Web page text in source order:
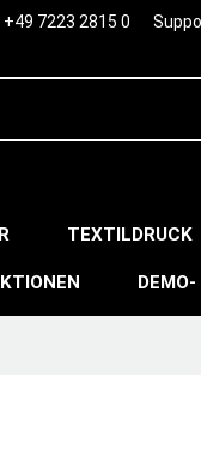
+49 7223 2815 0
TEXTILDRUCK